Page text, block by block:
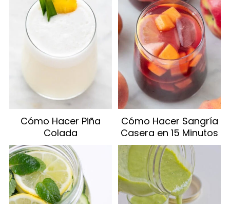
Cómo Hacer Piña
Colada
Cómo Hacer Sangría
Casera en 15 Minutos